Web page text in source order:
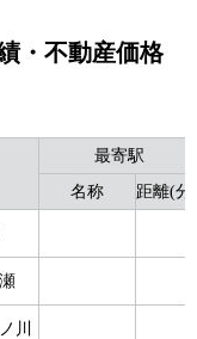
・不動産価格
最寄駅
名称
距離(分)
川